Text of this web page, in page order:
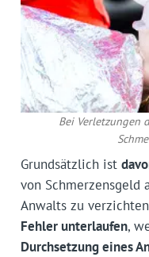
Bei Verletzungen
Grundsätzlich ist
von Schmerzensgeld
Anwalts zu
Fehler unterlaufen,
Durchsetzung eines